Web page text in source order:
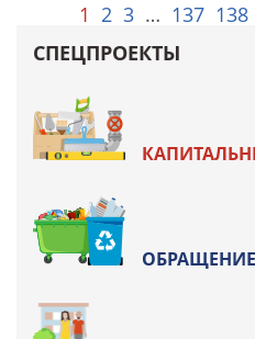
1 2 3 … 137 138
СПЕЦПРОЕКТЫ